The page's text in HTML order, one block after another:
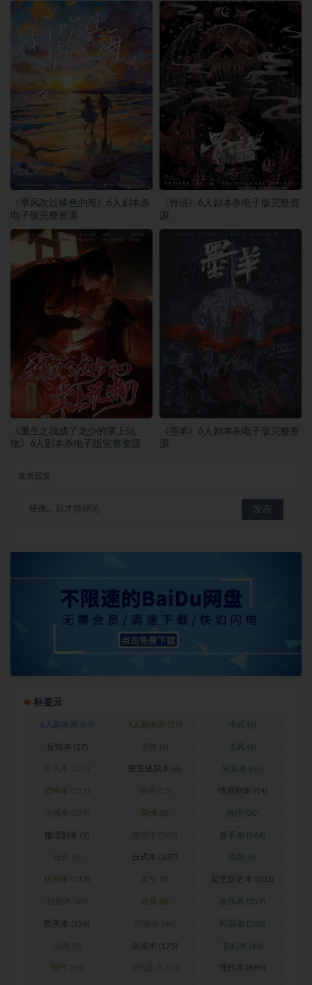
《季风吹过橘色的海》6人剧本杀
电子版完整资源
《骨语》6人剧本杀电子版完整资
源
《重生之我成了龙少的掌上玩
物》6人剧本杀电子版完整资源
《墨羊》6人剧本杀电子版完整资
源
登录... 后才能评论
标签云
6人剧本杀 (67) 7人剧本杀 (17) 中式 (6)
反转本 (17) 古风 (6)
密室逃脱本 (6) 对抗本 (33)
恐怖本 (221) 情感剧本 (14)
惊悚 (8) 推理 (30)
推理剧本 (7) 新手本 (164)
日式本 (107) 机制 (6)
机制本 (313) 架空历史本 (102)
欢乐 (8) 欢乐本 (317)
欧美本 (124) 民国本 (103)
沉浸本 (175) 玄幻本 (44)
现代 (16) 现代本 (689)